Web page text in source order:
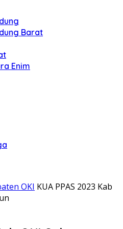
Barat
Enim
OKI KUA PPAS 2023 Kab